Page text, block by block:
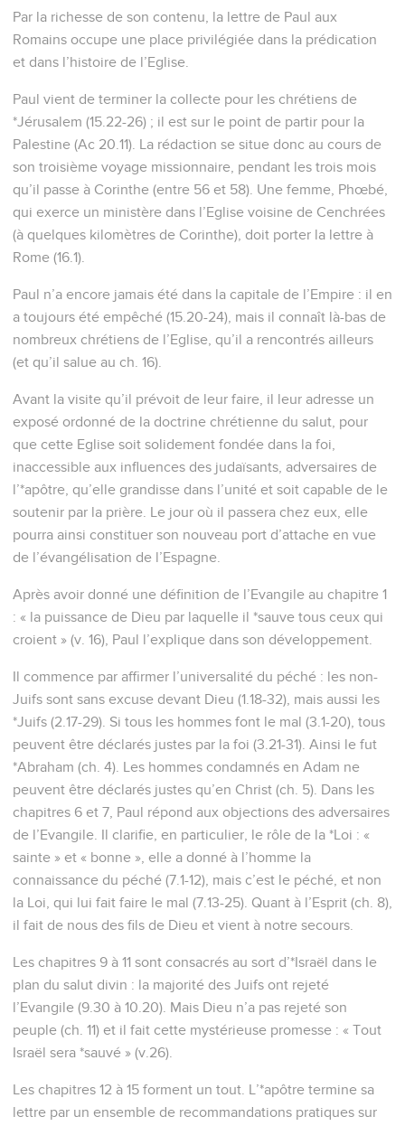
Par la richesse de son contenu, la lettre de Paul aux
Romains occupe une place privilégiée dans la prédication
et dans l’histoire de l’Eglise.
Paul vient de terminer la collecte pour les chrétiens de
*Jérusalem (15.22-26) ; il est sur le point de partir pour la
Palestine (Ac 20.11). La rédaction se situe donc au cours de
son troisième voyage missionnaire, pendant les trois mois
qu’il passe à Corinthe (entre 56 et 58). Une femme, Phœbé,
qui exerce un ministère dans l’Eglise voisine de Cenchrées
(à quelques kilomètres de Corinthe), doit porter la lettre à
Rome (16.1).
Paul n’a encore jamais été dans la capitale de l’Empire : il en
a toujours été empêché (15.20-24), mais il connaît là-bas de
nombreux chrétiens de l’Eglise, qu’il a rencontrés ailleurs
(et qu’il salue au ch. 16).
Avant la visite qu’il prévoit de leur faire, il leur adresse un
exposé ordonné de la doctrine chrétienne du salut, pour
que cette Eglise soit solidement fondée dans la foi,
inaccessible aux influences des judaïsants, adversaires de
l’*apôtre, qu’elle grandisse dans l’unité et soit capable de le
soutenir par la prière. Le jour où il passera chez eux, elle
pourra ainsi constituer son nouveau port d’attache en vue
de l’évangélisation de l’Espagne.
Après avoir donné une définition de l’Evangile au chapitre 1
: « la puissance de Dieu par laquelle il *sauve tous ceux qui
croient » (v. 16), Paul l’explique dans son développement.
Il commence par affirmer l’universalité du péché : les non-
Juifs sont sans excuse devant Dieu (1.18-32), mais aussi les
*Juifs (2.17-29). Si tous les hommes font le mal (3.1-20), tous
peuvent être déclarés justes par la foi (3.21-31). Ainsi le fut
*Abraham (ch. 4). Les hommes condamnés en Adam ne
peuvent être déclarés justes qu’en Christ (ch. 5). Dans les
chapitres 6 et 7, Paul répond aux objections des adversaires
de l’Evangile. Il clarifie, en particulier, le rôle de la *Loi : «
sainte » et « bonne », elle a donné à l’homme la
connaissance du péché (7.1-12), mais c’est le péché, et non
la Loi, qui lui fait faire le mal (7.13-25). Quant à l’Esprit (ch. 8),
il fait de nous des fils de Dieu et vient à notre secours.
Les chapitres 9 à 11 sont consacrés au sort d’*Israël dans le
plan du salut divin : la majorité des Juifs ont rejeté
l’Evangile (9.30 à 10.20). Mais Dieu n’a pas rejeté son
peuple (ch. 11) et il fait cette mystérieuse promesse : « Tout
Israël sera *sauvé » (v.26).
Les chapitres 12 à 15 forment un tout. L’*apôtre termine sa
lettre par un ensemble de recommandations pratiques sur